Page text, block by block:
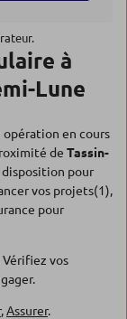
à
Lune
opération en cours
de Tassin-
disposition pour
vos projets(1),
pour
vos
,Assurer.